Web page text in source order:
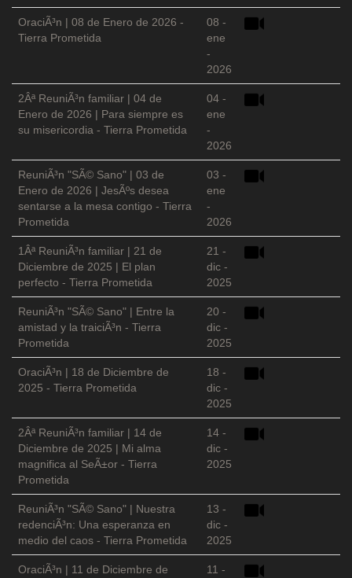
OraciÃ³n | 08 de Enero de 2026 -
Tierra Prometida
08 -
ene
-
2026
2Âª ReuniÃ³n familiar | 04 de
Enero de 2026 | Para siempre es
su misericordia - Tierra Prometida
04 -
ene
-
2026
ReuniÃ³n "SÃ© Sano" | 03 de
Enero de 2026 | JesÃºs desea
sentarse a la mesa contigo - Tierra
Prometida
03 -
ene
-
2026
1Âª ReuniÃ³n familiar | 21 de
Diciembre de 2025 | El plan
perfecto - Tierra Prometida
21 -
dic -
2025
ReuniÃ³n "SÃ© Sano" | Entre la
amistad y la traiciÃ³n - Tierra
Prometida
20 -
dic -
2025
OraciÃ³n | 18 de Diciembre de
2025 - Tierra Prometida
18 -
dic -
2025
2Âª ReuniÃ³n familiar | 14 de
Diciembre de 2025 | Mi alma
magnifica al SeÃ±or - Tierra
Prometida
14 -
dic -
2025
ReuniÃ³n "SÃ© Sano" | Nuestra
redenciÃ³n: Una esperanza en
medio del caos - Tierra Prometida
13 -
dic -
2025
OraciÃ³n | 11 de Diciembre de
11 -